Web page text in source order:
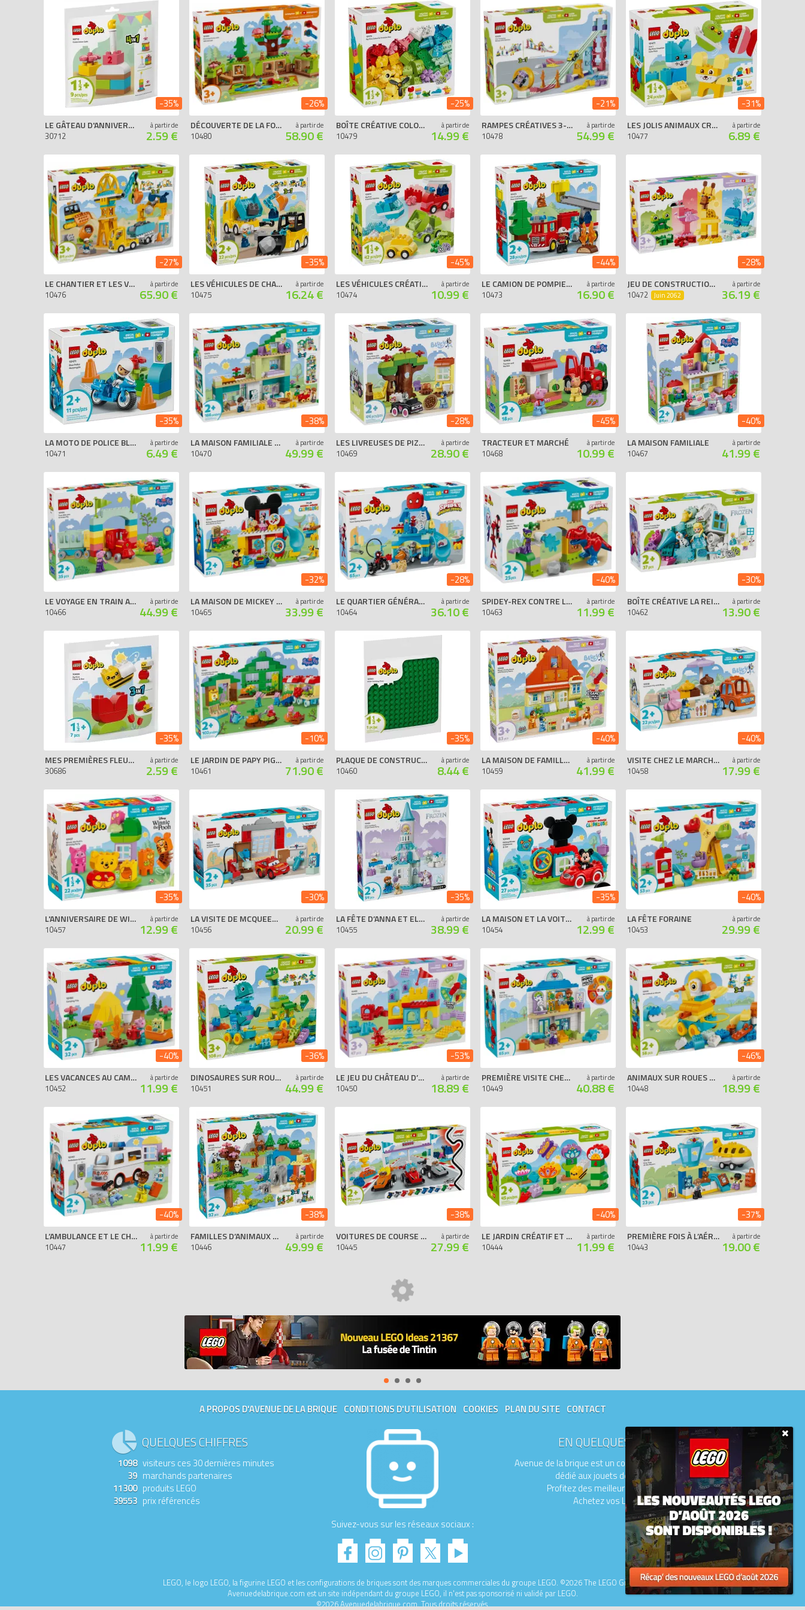
2008 2006 1992
La Reine des Neiges
Lettres & Chiffres
My First
Peppa Pig
Police Polybag Pompier
Princesse
Routines
Super Heroes The LEGO Movie 2
Toy Story
Tracteur
Voiture Winnie l'ourson
+ de 100 €
LE GÂTEAU D'ANNIVERSAIRE (POLYBAG)
30712
à partir de
2.59 €
-35%
DÉCOUVERTE DE LA FORÊT AVEC DES ANIMAUX SAUVAGES
10480
à partir de
58.90 €
-26%
BOÎTE CRÉATIVE COLORÉE
10479
à partir de
14.99 €
-25%
RAMPES CRÉATIVES 3-EN-1 AVEC VÉHICULES
10478
à partir de
54.99 €
-21%
LES JOLIS ANIMAUX CRÉATIFS 3-EN-1
10477
à partir de
6.89 €
-31%
LE CHANTIER ET LES VÉHICULES DE CONSTRUCTION 3-EN-1
10476
à partir de
65.90 €
-27%
LES VÉHICULES DE CHANTIER 3-EN-1
10475
à partir de
16.24 €
-35%
LES VÉHICULES CRÉATIFS
10474
à partir de
10.99 €
-45%
LE CAMION DE POMPIERS
10473
à partir de
16.90 €
-44%
JEU DE CONSTRUCTION D’ANIMAUX
10472 Juin 2062
à partir de
36.19 €
-28%
LA MOTO DE POLICE BLEUE
10471
à partir de
6.49 €
-35%
LA MAISON FAMILIALE MODERNE 3-EN-1
10470
à partir de
49.99 €
-38%
LES LIVREUSES DE PIZZA AVEC MUFFIN ET BLUEY
10469
à partir de
28.90 €
-28%
TRACTEUR ET MARCHÉ
10468
à partir de
10.99 €
-45%
LA MAISON FAMILIALE
10467
à partir de
41.99 €
-40%
LE VOYAGE EN TRAIN AVEC PAPY PIG
10466
à partir de
44.99 €
LA MAISON DE MICKEY MOUSE AVEC MINNIE ET PLUTO
10465
à partir de
33.99 €
-32%
LE QUARTIER GÉNÉRAL DE L'ÉQUIPE SPIDEY
10464
à partir de
36.10 €
-28%
SPIDEY-REX CONTRE LE BOUFFON VERT
10463
à partir de
11.99 €
-40%
BOÎTE CRÉATIVE LA REINE DES NEIGES AVEC ELSA ET OLAF
10462
à partir de
13.90 €
-30%
MES PREMIÈRES FLEUR ET ABEILLE (POLYBAG)
30686
à partir de
2.59 €
-35%
LE JARDIN DE PAPY PIG ET LA SERRE
10461
à partir de
71.90 €
-10%
PLAQUE DE CONSTRUCTION VERTE
10460
à partir de
8.44 €
-35%
LA MAISON DE FAMILLE DE BLUEY ET LE JEU DE MÉMOIRE
10459
à partir de
41.99 €
-40%
VISITE CHEZ LE MARCHAND DE GLACE AVEC BLUEY
10458
à partir de
17.99 €
-40%
L'ANNIVERSAIRE DE WINNIE L’OURSON
10457
à partir de
12.99 €
-35%
LA VISITE DE MCQUEEN AU GARAGE DE DOC
10456
à partir de
20.99 €
-30%
LA FÊTE D’ANNA ET ELSA AU CHÂTEAU DE GLACE
10455
à partir de
38.99 €
-35%
LA MAISON ET LA VOITURE DE MICKEY
10454
à partir de
12.99 €
-35%
LA FÊTE FORAINE
10453
à partir de
29.99 €
-40%
LES VACANCES AU CAMPING
10452
à partir de
11.99 €
-40%
DINOSAURES SUR ROUES 3-EN-1
10451
à partir de
44.99 €
-36%
LE JEU DU CHÂTEAU D’HOPSY
10450
à partir de
18.89 €
-53%
PREMIÈRE VISITE CHEZ LE MÉDECIN
10449
à partir de
40.88 €
ANIMAUX SUR ROUES 3-EN-1
10448
à partir de
18.99 €
-46%
L’AMBULANCE ET LE CHAUFFEUR
10447
à partir de
11.99 €
-40%
FAMILLES D’ANIMAUX SAUVAGES 3-EN-1
10446
à partir de
49.99 €
-38%
VOITURES DE COURSE ET PILOTES D’UNE ÉCURIE DE F1
10445
à partir de
27.99 €
-38%
LE JARDIN CRÉATIF ET LES FLEURS
10444
à partir de
11.99 €
-40%
PREMIÈRE FOIS À L’AÉROPORT
10443
à partir de
19.00 €
-37%
A PROPOS D'AVENUE DE LA BRIQUE CONDITIONS D'UTILISATION COOKIES PLAN DU SITE CONTACT
EN QUELQUES MOTS
Avenue de la brique est un comparateur de prix
dédié aux jouets de la marque LEGO.
Profitez des meilleurs prix du moment.
Achetez vos LEGO moins chers.
QUELQUES CHIFFRES
1098 visiteurs ces 30 dernières minutes
39 marchands partenaires
11300 produits LEGO
39553 prix référencés
Suivez-vous sur les réseaux sociaux :
LEGO, le logo LEGO, la figurine LEGO et les configurations de briques sont des marques commerciales du groupe LEGO. ©2026 The LEGO Group.
Avenuedelabrique.com est un site indépendant du groupe LEGO, il n'est pas sponsorisé ni validé par LEGO.
©2026 Avenuedelabrique.com. Tous droits réservés.